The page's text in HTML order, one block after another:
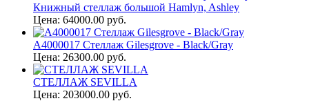
Книжный стеллаж большой Hamlyn, Ashley
Цена: 64000.00 руб.
A4000017 Стеллаж Gilesgrove - Black/Gray
Цена: 26300.00 руб.
СТЕЛЛАЖ SEVILLA
Цена: 203000.00 руб.